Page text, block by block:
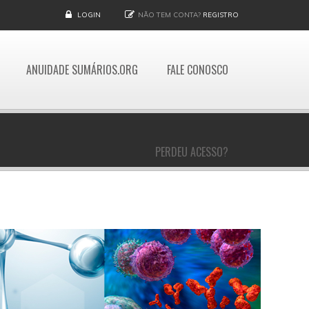
LOGIN NÃO TEM CONTA? REGISTRO
ANUIDADE SUMÁRIOS.ORG FALE CONOSCO
PERDEU ACESSO?